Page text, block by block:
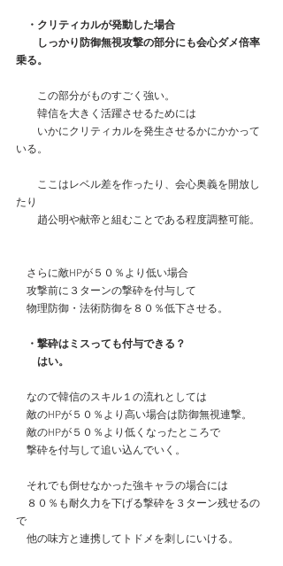
・クリティカルが発動した場合
しっかり防御無視攻撃の部分にも会心ダメ倍率
乗る。
この部分がものすごく強い。
韓信を大きく活躍させるためには
いかにクリティカルを発生させるかにかかって
いる。
ここはレベル差を作ったり、会心奥義を開放し
たり
趙公明や献帝と組むことである程度調整可能。
さらに敵HPが５０％より低い場合
攻撃前に３ターンの撃砕を付与して
物理防御・法術防御を８０％低下させる。
・撃砕はミスっても付与できる？
はい。
なので韓信のスキル１の流れとしては
敵のHPが５０％より高い場合は防御無視連撃。
敵のHPが５０％より低くなったところで
撃砕を付与して追い込んでいく。
それでも倒せなかった強キャラの場合には
８０％も耐久力を下げる撃砕を３ターン残せるの
で
他の味方と連携してトドメを刺しにいける。